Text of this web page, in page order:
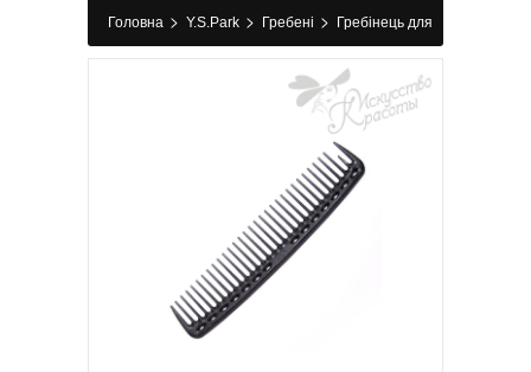
Головна > Y.S.Park > Гребені > Гребінець для
стрижки 402 Carbon Black Y.S.Park